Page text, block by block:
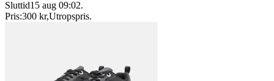
Sluttid15 aug 09:02.
Pris:300 kr,Utropspris.